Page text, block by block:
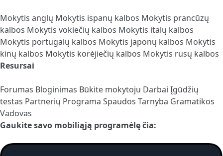
Mokytis anglų Mokytis ispanų kalbos Mokytis prancūzų
kalbos Mokytis vokiečių kalbos Mokytis italų kalbos
Mokytis portugalų kalbos Mokytis japonų kalbos Mokytis
kinų kalbos Mokytis korėjiečių kalbos Mokytis rusų kalbos
Resursai
Forumas Bloginimas Būkite mokytoju Darbai Įgūdžių
testas Partnerių Programa Spaudos Tarnyba Gramatikos
Vadovas
Gaukite savo mobiliąją programėlę čia: